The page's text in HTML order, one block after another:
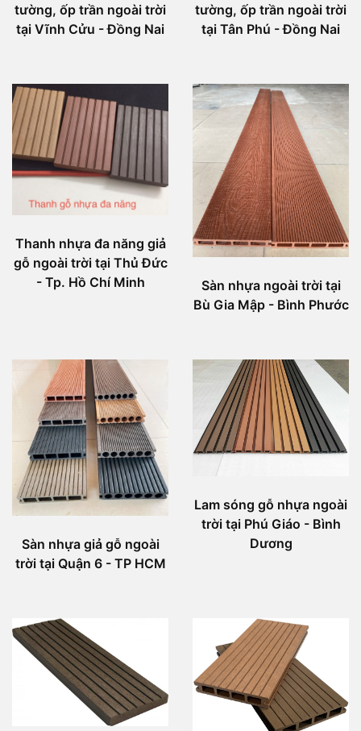
tường, ốp trần ngoài trời
tại Vĩnh Cửu - Đồng Nai
tường, ốp trần ngoài trời
tại Tân Phú - Đồng Nai
Thanh nhựa đa năng giả
gỗ ngoài trời tại Thủ Đức
- Tp. Hồ Chí Minh
Sàn nhựa ngoài trời tại
Bù Gia Mập - Bình Phước
Sàn nhựa giả gỗ ngoài
trời tại Quận 6 - TP HCM
Lam sóng gỗ nhựa ngoài
trời tại Phú Giáo - Bình
Dương